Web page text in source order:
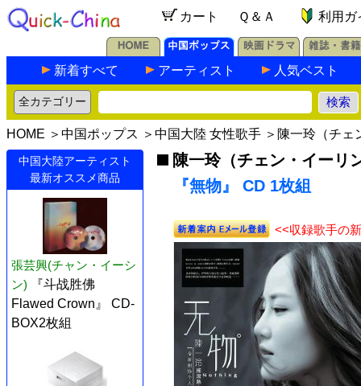
カート Ｑ＆Ａ 利用ガ
新着すべて アーティスト 人気ベスト
HOME ＞ 中国ポップス ＞ 中国大陸 女性歌手 ＞ 陳一玲（チェ
中国大陸アーティスト
最新オススメ商品
張芸興(チャン・イーシ
ン)
『斗战胜佛
Flawed Crown』 CD-
BOX2枚組
陳一玲（チェン・イーリ
『無物』 CD 1枚組
<<収録歌手の